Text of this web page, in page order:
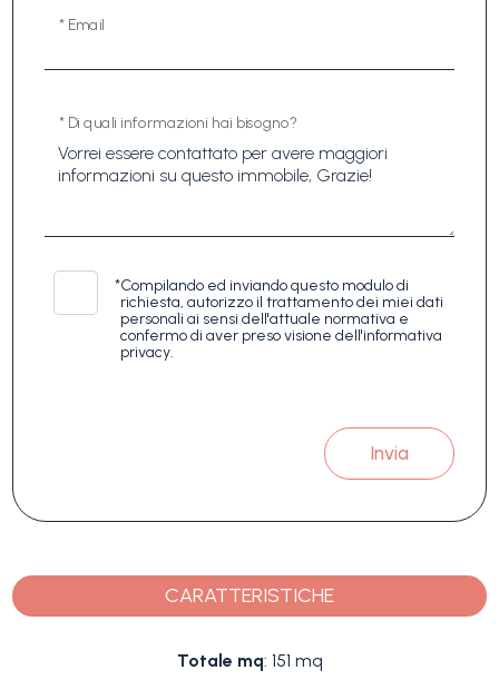
* Email
* Di quali informazioni hai bisogno?
*Compilando ed inviando questo modulo di
richiesta, autorizzo il trattamento dei miei dati
personali ai sensi dell'attuale normativa e
confermo di aver preso visione dell'informativa
privacy.
Invia
CARATTERISTICHE
Totale mq: 151 mq